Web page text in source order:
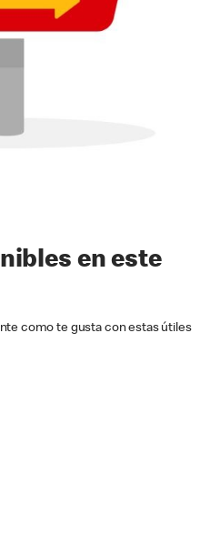
en este
como te gusta con estas útiles